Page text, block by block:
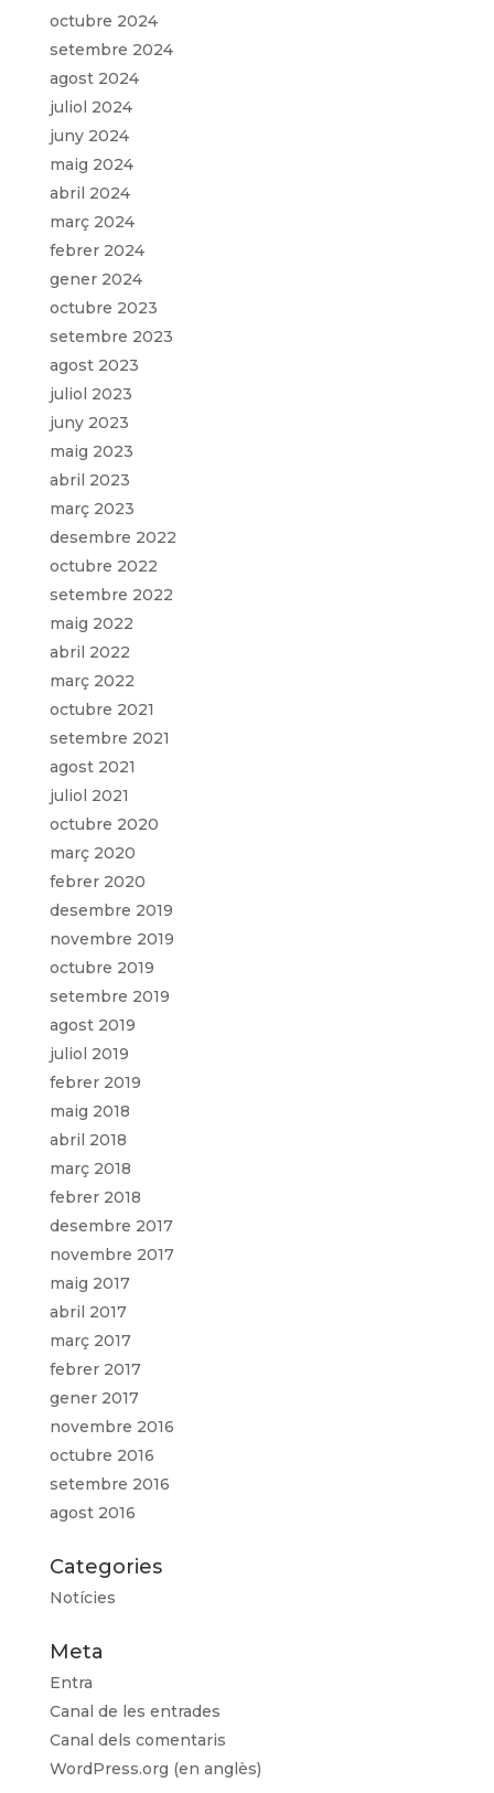
octubre 2024
setembre 2024
agost 2024
juliol 2024
juny 2024
maig 2024
abril 2024
març 2024
febrer 2024
gener 2024
octubre 2023
setembre 2023
agost 2023
juliol 2023
juny 2023
maig 2023
abril 2023
març 2023
desembre 2022
octubre 2022
setembre 2022
maig 2022
abril 2022
març 2022
octubre 2021
setembre 2021
agost 2021
juliol 2021
octubre 2020
març 2020
febrer 2020
desembre 2019
novembre 2019
octubre 2019
setembre 2019
agost 2019
juliol 2019
febrer 2019
maig 2018
abril 2018
març 2018
febrer 2018
desembre 2017
novembre 2017
maig 2017
abril 2017
març 2017
febrer 2017
gener 2017
novembre 2016
octubre 2016
setembre 2016
agost 2016
Categories
Notícies
Meta
Entra
Canal de les entrades
Canal dels comentaris
WordPress.org (en anglès)